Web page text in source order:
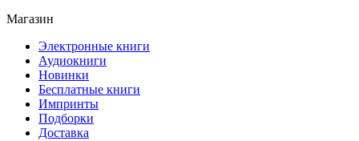
Магазин
Электронные книги
Аудиокниги
Новинки
Бесплатные книги
Импринты
Подборки
Доставка